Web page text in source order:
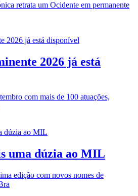
retrata um Ocidente em permanente
2026 já está
com mais de 100 atuações,
uma dúzia ao MIL
edição com novos nomes de